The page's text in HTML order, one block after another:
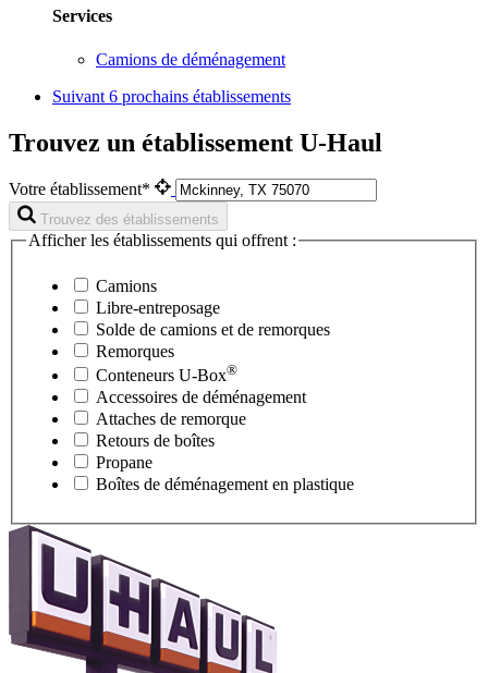
Services
Camions de déménagement
Suivant 6 prochains établissements
Trouvez un établissement U-Haul
Votre établissement*
Trouvez des établissements
Afficher les établissements qui offrent :
Camions
Libre-entreposage
Solde de camions et de remorques
Remorques
Conteneurs U-Box®
Accessoires de déménagement
Attaches de remorque
Retours de boîtes
Propane
Boîtes de déménagement en plastique